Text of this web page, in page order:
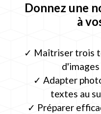
Donnez une
à
✓ Maîtriser trois
✓ Adapter
textes au
✓ Préparer